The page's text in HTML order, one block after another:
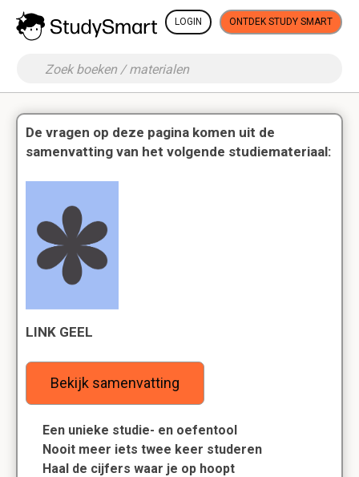
LOGIN ONTDEK STUDY SMART
De vragen op deze pagina komen uit de
samenvatting van het volgende studiemateriaal:
LINK GEEL
Bekijk samenvatting
Een unieke studie- en oefentool
Nooit meer iets twee keer studeren
Haal de cijfers waar je op hoopt